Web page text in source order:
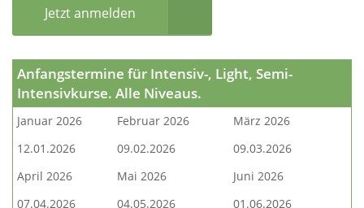
Jetzt anmelden
Anfangstermine für Intensiv-, Light, Semi-
Intensivkurse. Alle Niveaus.
Januar 2026 Februar 2026
März 2026
12.01.2026
09.02.2026
09.03.2026
April 2026
Mai 2026
Juni 2026
07.04.2026
04.05.2026
01.06.2026